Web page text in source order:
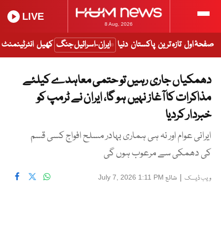
8 Aug, 2026
LIVE
صفحۂ اول تازہ ترین پاکستان دنیا ایران-اسرائیل جنگ کھیل انٹرٹینمنٹ
دھمکیاں جاری رہیں تو حتمی معاہدے کیلئے
مذاکرات کا آغاز نہیں ہو گا، ایران نے ٹرمپ کو
خبردار کردیا
ایرانی عوام اور نہ ہی ہماری بہادر مسلح افواج کسی قسم
کی دھمکی سے مرعوب ہوں گی
ویب ڈیسک | شائع July 7, 2026 1:11 PM